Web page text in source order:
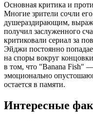
Основная критика и
Многие зрители сочли
душераздирающим,
получил заслуженного
критиковали сериал за
Эйджи постоянно
на споры вокруг
в том, что "Banana Fish"
эмоционально
остается в памяти.
Интересные